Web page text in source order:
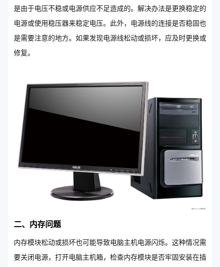
是由于电压不稳或电源供应不足造成的。解决办法是更换稳定的
电源或使用稳压器来稳定电压。此外，电源线的连接是否稳固也
是需要注意的地方。如果发现电源线松动或损坏，应及时更换或
修复。
二、内存问题
内存模块松动或损坏也可能导致电脑主机电源闪烁。这种情况需
要关闭电源，打开电脑主机箱，检查内存模块是否牢固安装在插